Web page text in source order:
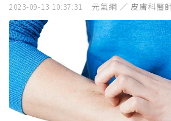
2023-09-13 10:37:31 元氣網 ／ 皮膚科醫